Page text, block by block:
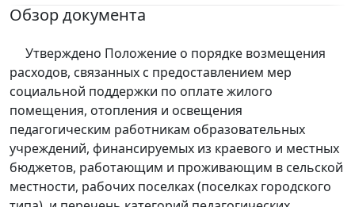
Обзор документа
Утверждено Положение о порядке возмещения
расходов, связанных с предоставлением мер
социальной поддержки по оплате жилого
помещения, отопления и освещения
педагогическим работникам образовательных
учреждений, финансируемых из краевого и местных
бюджетов, работающим и проживающим в сельской
местности, рабочих поселках (поселках городского